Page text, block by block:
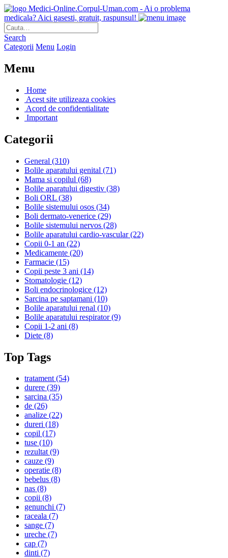
Medici-Online.Corpul-Uman.com - Ai o problema
medicala? Aici gasesti, gratuit, raspunsul!
Search
Categorii Menu Login
Menu
Home
Acest site utilizeaza cookies
Acord de confidentialitate
Important
Categorii
General (310)
Bolile aparatului genital (71)
Mama si copilul (68)
Bolile aparatului digestiv (38)
Boli ORL (38)
Bolile sistemului osos (34)
Boli dermato-venerice (29)
Bolile sistemului nervos (28)
Bolile aparatului cardio-vascular(22)
Copii 0-1 an (22)
Medicamente (20)
Farmacie (15)
Copii peste 3 ani (14)
Stomatologie (12)
Boli endocrinologice (12)
Sarcina pe saptamani (10)
Bolile aparatului renal (10)
Bolile aparatului respirator(9)
Copii 1-2 ani (8)
Diete (8)
Top Tags
tratament(54)
durere (39)
sarcina (35)
de (26)
analize (22)
dureri (18)
copil (17)
tuse (10)
rezultat(9)
cauze (9)
operatie (8)
bebelus (8)
nas (8)
copii (8)
genunchi (7)
raceala (7)
sange (7)
ureche (7)
cap (7)
dinti (7)